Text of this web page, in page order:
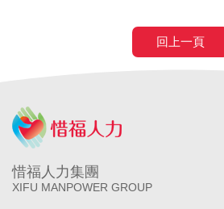
回上一頁
惜福人力集團
XIFU MANPOWER GROUP